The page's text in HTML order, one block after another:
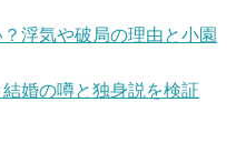
浮気や破局の理由と小園
婚の噂と独身説を検証